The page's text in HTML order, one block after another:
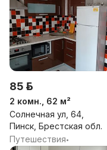
85 р.
2 комн., 62 м²
Солнечная ул, 64,
Пинск, Брестская обл.
Путешествия•